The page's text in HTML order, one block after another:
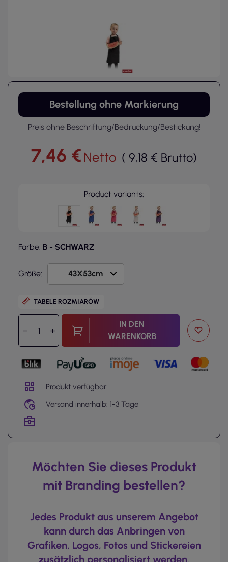
Bestellung ohne Markierung
Preis ohne Beschriftung/Bedruckung/Bestickung!
7,46 €Netto ( 9,18 € Brutto)
Product variants:
Farbe: B - SCHWARZ
Größe:
TABELE ROZMIARÓW
IN DEN
WARENKORB
Produkt verfügbar
Versand innerhalb: 1-3 Tage
Möchten Sie dieses Produkt
mit Branding bestellen?
Jedes Produkt aus unserem Angebot
kann durch das Anbringen von
Grafiken, Logos, Fotos und Stickereien
zusätzlich personalisiert werden.